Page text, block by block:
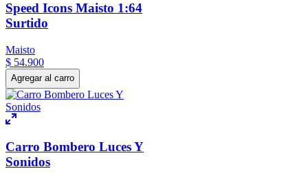
Speed Icons Maisto 1:64
Surtido
Maisto
$ 54.900
Agregar al carro
Carro Bombero Luces Y
Sonidos